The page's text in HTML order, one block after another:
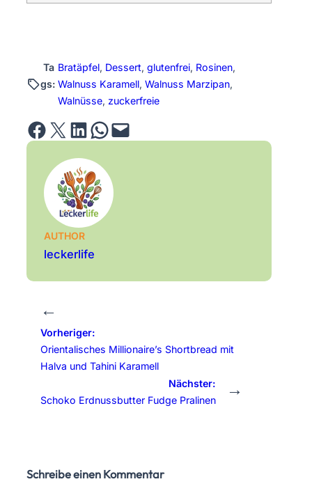
Ta
gs:
Bratäpfel, Dessert, glutenfrei, Rosinen
Walnuss Karamell, Walnuss Marzipan
Walnüsse, zuckerfreie
Share on Facebook Email this Page Share on LinkedIn Share on WhatsApp Email this Page
AUTHOR
leckerlife
←
Vorheriger:
Orientalisches Millionaire’s Shortbread mit
Halva und Tahini Karamell
Nächster:
Schoko Erdnussbutter Fudge Pralinen
→
Schreibe einen Kommentar